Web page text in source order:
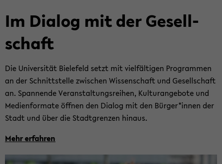
Im Dia­log mit der Ge­sell­
schaft
Die Uni­ver­si­tät Bie­le­feld setzt mit viel­fäl­ti­gen Pro­gram­men
an der Schnitt­stel­le zwi­schen Wis­sen­schaft und Ge­sell­schaft
an. Span­nen­de Ver­an­stal­tungs­rei­hen, Kul­tur­ange­bo­te und
Me­di­en­for­ma­te öff­nen den Dia­log mit den Bür­ger*innen der
Stadt und über die Stadt­gren­zen hin­aus.
Mehr er­fah­ren